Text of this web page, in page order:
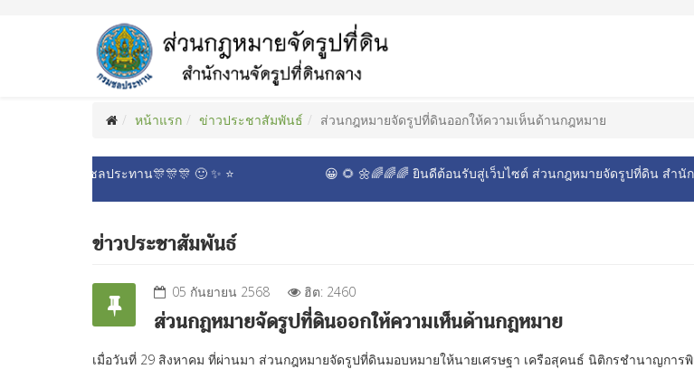
หน้าแรก ข่าวประชาสัมพันธ์ ส่วนกฎหมายจัดรูปที่ดินออกให้ความเห็นด้านกฎหมาย
กรมชลประทาน🎊🎊🎊 🙂 ✨ ⭐ 😀 🌻 🌼🌈🌈🌈 ยินดีต้อนรับสู่เว็บไซต์ ส่วนกฎหมายจัดรูปที่ดิน สำนักงานจัดรู
ข่าวประชาสัมพันธ์
05 กันยายน 2568 ฮิต: 2460
ส่วนกฎหมายจัดรูปที่ดินออกให้ความเห็นด้านกฎหมาย
เมื่อวันที่ 29 สิงหาคม ที่ผ่านมา ส่วนกฎหมายจัดรูปที่ดินมอบหมายให้นายเศรษฐา เครือสุคนธ์ นิติกรชำนาญกา